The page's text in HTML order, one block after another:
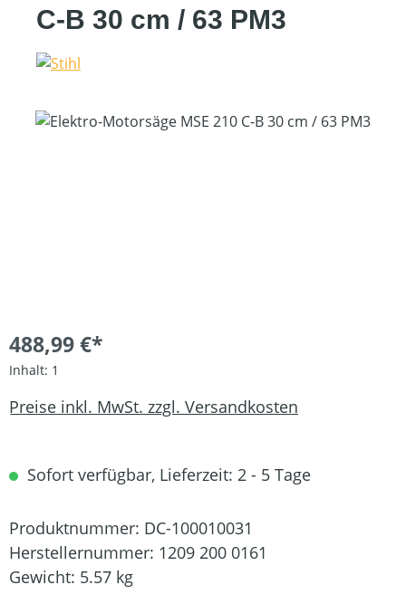
C-B 30 cm / 63 PM3
Bildergalerie überspringen
488,99 €*
Inhalt: 1
Preise inkl. MwSt. zzgl. Versandkosten
Sofort verfügbar, Lieferzeit: 2 - 5 Tage
Produktnummer: DC-100010031
Herstellernummer: 1209 200 0161
Gewicht: 5.57 kg